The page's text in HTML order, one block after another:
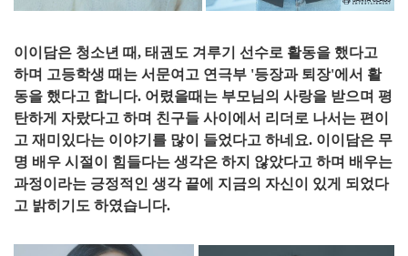
이이담은 청소년 때, 태권도 겨루기 선수로 활동을 했다고
하며 고등학생 때는 서문여고 연극부 '등장과 퇴장'에서 활
동을 했다고 합니다. 어렸을때는 부모님의 사랑을 받으며 평
탄하게 자랐다고 하며 친구들 사이에서 리더로 나서는 편이
고 재미있다는 이야기를 많이 들었다고 하네요. 이이담은 무
명 배우 시절이 힘들다는 생각은 하지 않았다고 하며 배우는
과정이라는 긍정적인 생각 끝에 지금의 자신이 있게 되었다
고 밝히기도 하였습니다.